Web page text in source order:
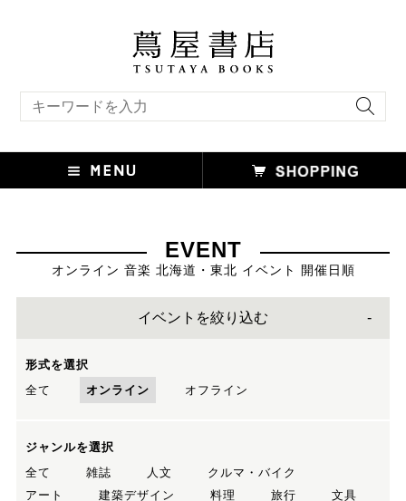
EVENT
オンライン 音楽 北海道・東北 イベント 開催日順
イベントを絞り込む
形式を選択
全て
オンライン オフライン
ジャンルを選択
全て
雑誌 人文
クルマ・バイク
アート
建築デザイン 料理 旅行
文具